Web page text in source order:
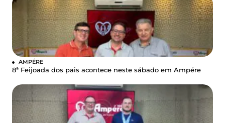
AMPÉRE
8ª Feijoada dos pais acontece neste sábado em Ampére